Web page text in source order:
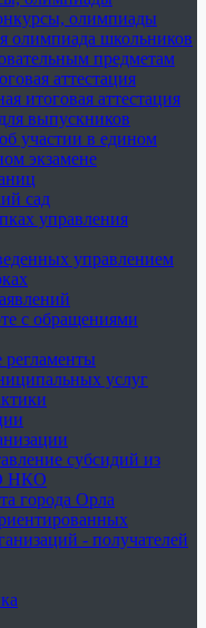
олимпиады
олимпиада школьников
предметам
аттестация
итоговая аттестация
выпускников
участии в едином
экзамене
сад
управления
управлением
с обращениями
услуг
субсидий из
НКО
города Орла
- получателей